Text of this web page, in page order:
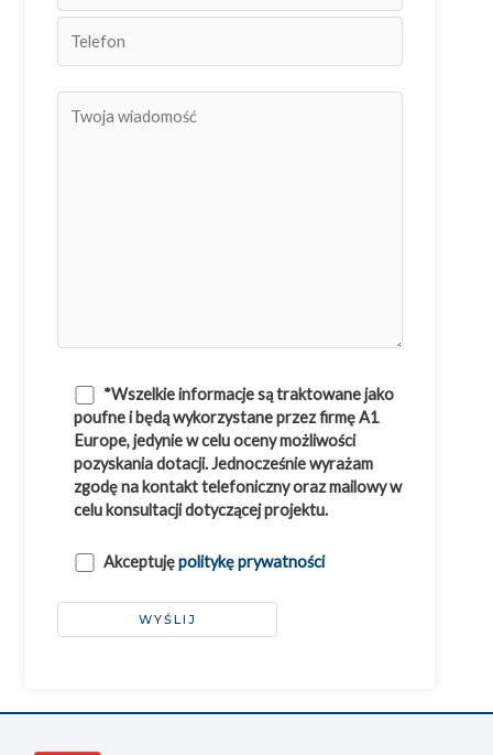
*Wszelkie informacje są traktowane jako
poufne i będą wykorzystane przez firmę A1
Europe, jedynie w celu oceny możliwości
pozyskania dotacji. Jednocześnie wyrażam
zgodę na kontakt telefoniczny oraz mailowy w
celu konsultacji dotyczącej projektu.
Akceptujępolitykę prywatności